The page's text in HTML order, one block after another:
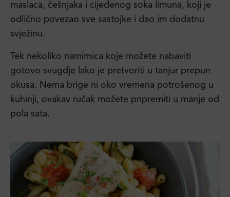
maslaca, češnjaka i cijeđenog soka limuna, koji je
odlično povezao sve sastojke i dao im dodatnu
svježinu.
Tek nekoliko namirnica koje možete nabaviti
gotovo svugdje lako je pretvoriti u tanjur prepun
okusa. Nema brige ni oko vremena potrošenog u
kuhinji, ovakav ručak možete pripremiti u manje od
pola sata.